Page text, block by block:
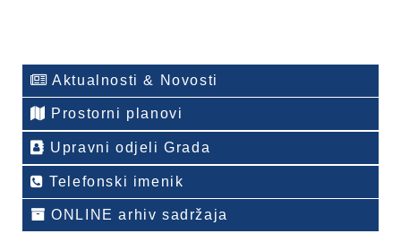
Aktualnosti & Novosti
Prostorni planovi
Upravni odjeli Grada
Telefonski imenik
ONLINE arhiv sadržaja